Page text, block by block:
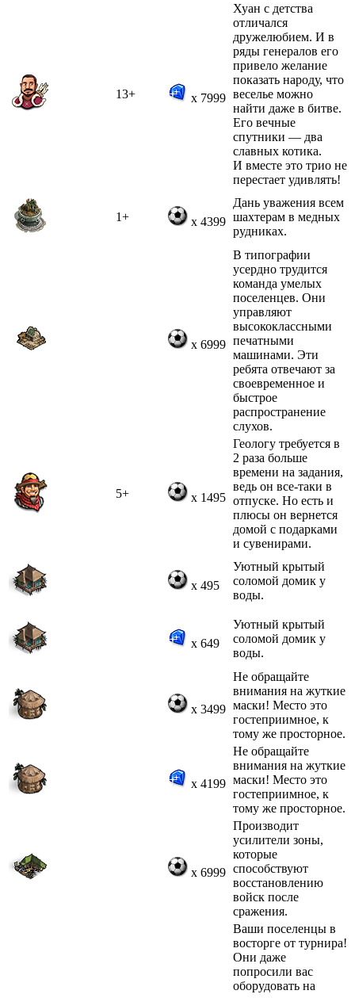
13+ x 7999
Хуан с детства
отличался
дружелюбием. И в
ряды генералов его
привело желание
показать народу, что
веселье можно
найти даже в битве.
Его вечные
спутники — два
славных котика.
И вместе это трио не
перестает удивлять!
1+ x 4399
Дань уважения всем
шахтерам в медных
рудниках.
x 6999
В типографии
усердно трудится
команда умелых
поселенцев. Они
управляют
высококлассными
печатными
машинами. Эти
ребята отвечают за
своевременное и
быстрое
распространение
слухов.
5+ x 1495
Геологу требуется в
2 раза больше
времени на задания,
ведь он все-таки в
отпуске. Но есть и
плюсы он вернется
домой с подарками
и сувенирами.
x 495
Уютный крытый
соломой домик у
воды.
x 649
Уютный крытый
соломой домик у
воды.
x 3499
Не обращайте
внимания на жуткие
маски! Место это
гостеприимное, к
тому же просторное.
x 4199
Не обращайте
внимания на жуткие
маски! Место это
гостеприимное, к
тому же просторное.
x 6999
Производит
усилители зоны,
которые
способствуют
восстановлению
войск после
сражения.
Ваши поселенцы в
восторге от турнира!
Они даже
попросили вас
оборудовать на